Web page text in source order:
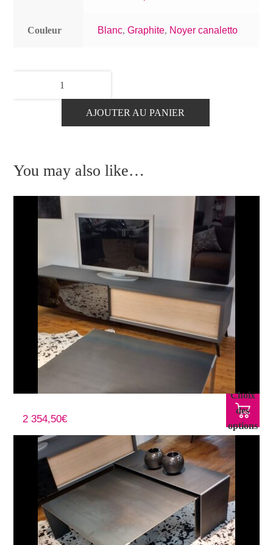
Couleur Blanc,Graphite, Noyer canaletto
AJOUTER AU PANIER
You may also like…
Choix
des
options
2 354,50€